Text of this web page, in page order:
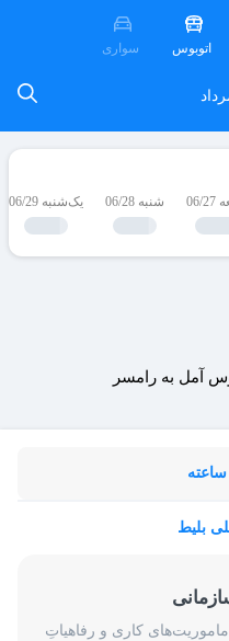
اتوبوس سواری
27 شنبه 06/28 یک‌شنبه 06/29
آمل به رامسر
بلیط
کاری و رفاهیاتِ